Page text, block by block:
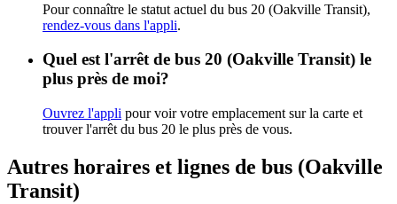
Pour connaître le statut actuel du bus 20 (Oakville Transit),
rendez-vous dans l'appli.
Quel est l'arrêt de bus 20 (Oakville Transit) le
plus près de moi?
Ouvrez l'appli pour voir votre emplacement sur la carte et
trouver l'arrêt du bus 20 le plus près de vous.
Autres horaires et lignes de bus (Oakville
Transit)